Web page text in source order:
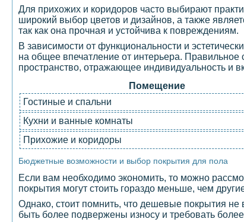
Для прихожих и коридоров часто выбирают
широкий выбор цветов и дизайнов, а также
так как она прочная и устойчива к повреждениям.
В зависимости от функциональности и
на общее впечатление от интерьера. Правильное
пространство, отражающее индивидуальность и
Помещение
Гостиные и спальни
Кухни и ванные комнаты
Прихожие и коридоры
Бюджетные возможности и выбор покрытия для пола
Если вам необходимо экономить, то можно
покрытия могут стоить гораздо меньше, чем
Однако, стоит помнить, что дешевые покрытия не
быть более подвержены износу и требовать